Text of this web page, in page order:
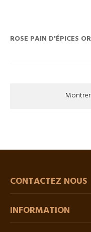
ROSE PAIN D'ÉPICES
Montrer
CONTACTEZ NOUS
INFORMATION